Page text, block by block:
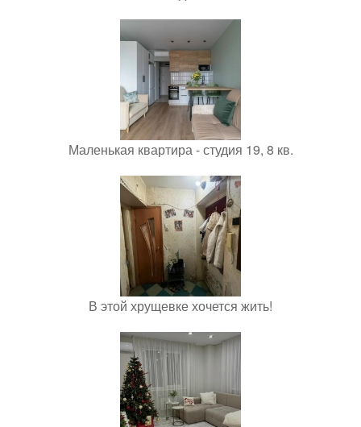
Маленькая квартира - студия 19, 8 кв.
В этой хрущевке хочется жить!